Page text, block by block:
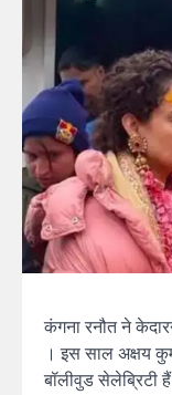
कंगना रनौत ने
। इस साल अक्षय
बॉलीवुड सेलेब्रिटी